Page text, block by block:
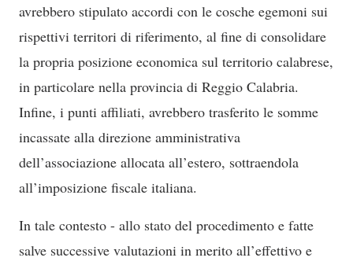
avrebbero stipulato accordi con le cosche egemoni sui
rispettivi territori di riferimento, al fine di consolidare
la propria posizione economica sul territorio calabrese,
in particolare nella provincia di Reggio Calabria.
Infine, i punti affiliati, avrebbero trasferito le somme
incassate alla direzione amministrativa
dell’associazione allocata all’estero, sottraendola
all’imposizione fiscale italiana.
In tale contesto - allo stato del procedimento e fatte
salve successive valutazioni in merito all’effettivo e